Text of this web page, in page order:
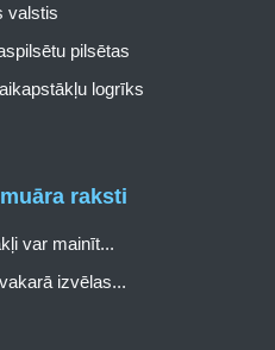
valstis
pilsētas
logrīks
raksti
var mainīt...
izvēlas...